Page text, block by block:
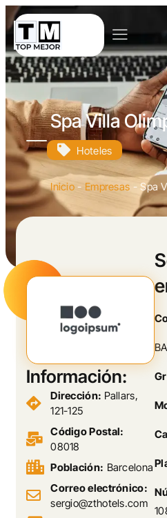
Spa Villa
Hoteles
Inicio - Empresas -Spa
Información:
Dirección: Pallars,
121-125
Código Postal:
08018
Población: Barcelona
Correo electrónico:
sergio@zthotels.com